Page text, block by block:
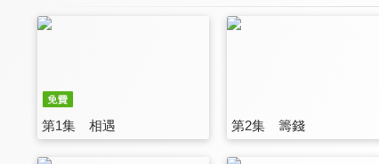
第1集 相遇 第2集 籌錢